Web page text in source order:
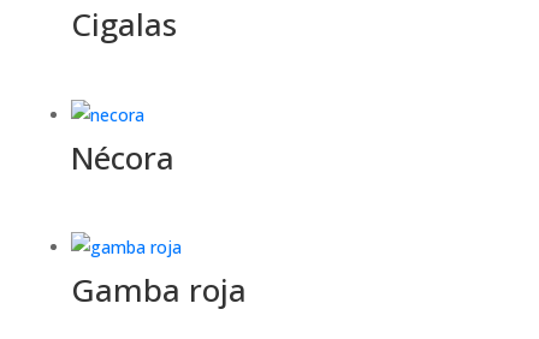
Cigalas
Nécora
Gamba roja